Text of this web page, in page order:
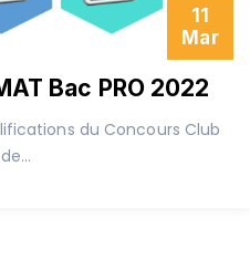
11
Mar
Bac PRO 2022
du Concours Club